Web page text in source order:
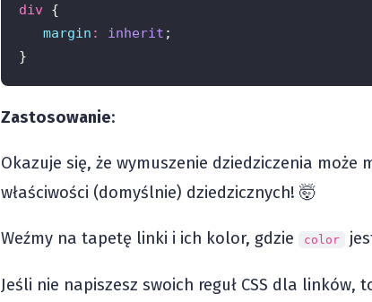
div {
margin : inherit ;
}
Zastosowanie:
Okazuje się, że wymuszenie dziedziczenia może
właściwości (domyślnie) dziedzicznych! 🤯
Weźmy na tapetę linki i ich kolor, gdzie color
Jeśli nie napiszesz swoich reguł CSS dla